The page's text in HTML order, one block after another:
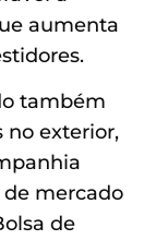
aumenta
também
no exterior,
de mercado
de